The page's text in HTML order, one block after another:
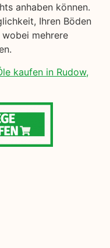
anhaben können.
Ihren Böden
wobei mehrere
kaufen in Rudow,